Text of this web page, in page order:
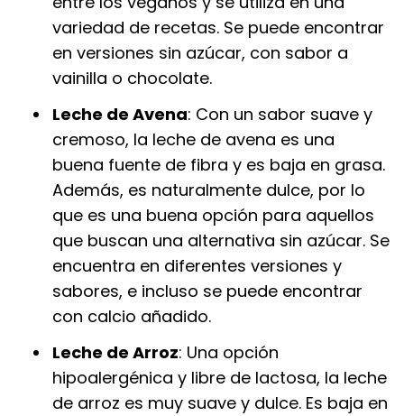
variedad de recetas. Se puede encontrar
en versiones sin azúcar, con sabor a
vainilla o chocolate.
Leche de Avena: Con un sabor suave y
cremoso, la leche de avena es una
buena fuente de fibra y es baja en grasa.
Además, es naturalmente dulce, por lo
que es una buena opción para aquellos
que buscan una alternativa sin azúcar. Se
encuentra en diferentes versiones y
sabores, e incluso se puede encontrar
con calcio añadido.
Leche de Arroz: Una opción
hipoalergénica y libre de lactosa, la leche
de arroz es muy suave y dulce. Es baja en